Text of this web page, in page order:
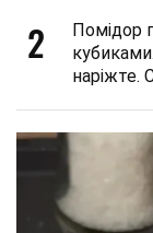
2
Помідор
наріжте.